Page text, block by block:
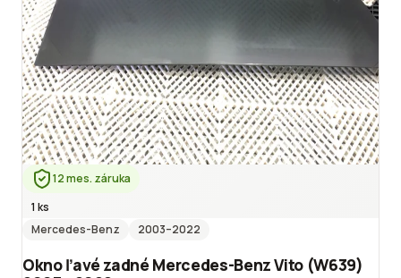
12 mes. záruka
1 ks
Mercedes-Benz
2003–2022
Okno ľavé zadné Mercedes-Benz Vito (W639)